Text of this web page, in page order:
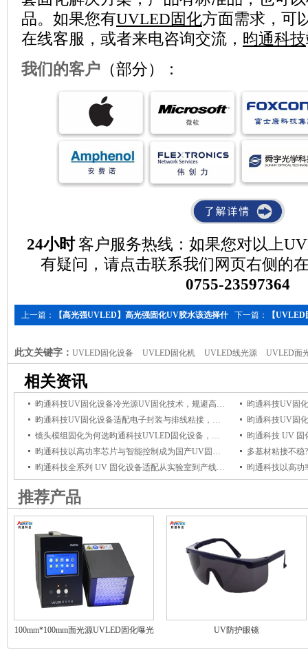
品。如果您有UVLED固化方面需求，可
在线客服，或者来电咨询交流， 昀通科技
我们的客户 （部分）：
24小时客户服务热线：如果您对以上
有疑问，请点击联系我们网页右侧的
0755-23597364
下一篇： 【
上一篇： 【高光强UVLED】高光强固化UV胶水该选择什
此文关键字： UVLED固化设备 UVLED固化机 UVLED线光源 UVLED面
UVLED冷光源
相关资讯
昀通科技UV固化设备冷光源UV固化技术，规避高温影响，保障电子组件品质
昀通科技UV固化设备适配电子封装与排线粘接，冷光源UV固化杜绝高温损伤
镜头模组固化为何选昀通科技UVLED固化设备，它能保障光学粘接牢固与透光稳定
昀通科技以高功率芯片与智能控制成为国产UV固化设备优选品牌
昀通科技全系列 UV 固化设备适配从实验室到产线全场景，赋能产线高效固化
推荐产品
100mm*100mm面光源UVLED固化曝光
UV防护眼镜